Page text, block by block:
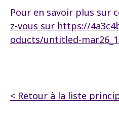
Pour en savoir plus sur
z-vous sur https://
oducts/untitled-
< Retour à la liste